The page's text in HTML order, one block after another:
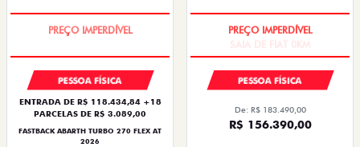
PESSOA FÍSICA
ENTRADA DE R$ 118.434,84 +18
PARCELAS DE R$ 3.089,00
FASTBACK ABARTH TURBO 270 FLEX AT
2026
SAIA DE FIAT 0KM
PESSOA FÍSICA
De: R$ 183.490,00
R$ 156.390,00